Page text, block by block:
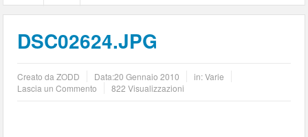
DSC02624.JPG
Creato daZODD Data:20 Gennaio 2010 in:Varie
Lascia un Commento
822 Visualizzazioni